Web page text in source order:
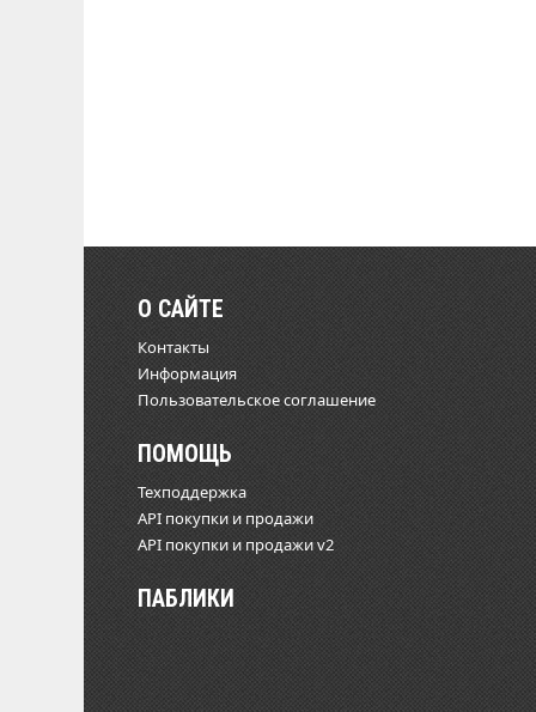
О САЙТЕ
Контакты
Информация
Пользовательское соглашение
ПОМОЩЬ
Техподдержка
API покупки и продажи
API покупки и продажи v2
ПАБЛИКИ